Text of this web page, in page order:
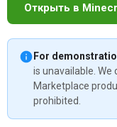
Открыть в
For
is unavailable.
Marketplace
prohibited.